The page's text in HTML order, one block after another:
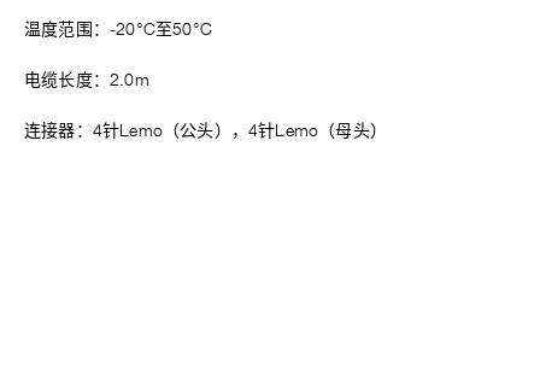
温度范围：-20°C至50°C
电缆长度：2.0m
连接器：4针Lemo（公头），4针Lemo（母头）